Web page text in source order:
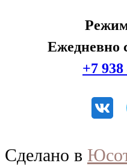
Ежедневно
+7
Сделано в